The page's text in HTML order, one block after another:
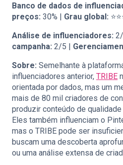
Banco de dados de
preços: 30% | Grau global:
Análise de influenciadores:
campanha: 2/5 |
Sobre: Semelhante à
influenciadores anterior, TRIBE
orientada por dados, mas um
mais de 80 mil criadores de
produzir conteúdo de
Eles também influenciam o
mas o TRIBE pode ser
buscam uma descoberta
ou uma análise extensa de